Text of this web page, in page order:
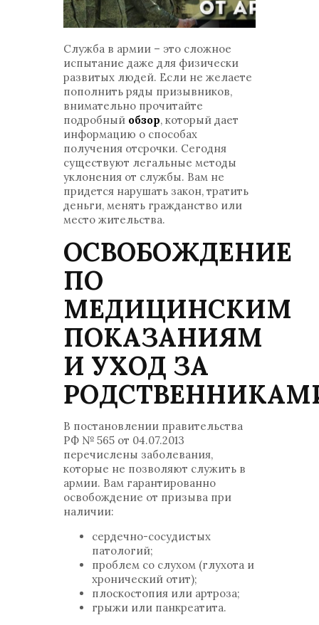
Служба в армии – это сложное
испытание даже для физически
развитых людей. Если не желаете
пополнить ряды призывников,
внимательно прочитайте
подробный обзор, который дает
информацию о способах
получения отсрочки. Сегодня
существуют легальные методы
уклонения от службы. Вам не
придется нарушать закон, тратить
деньги, менять гражданство или
место жительства.
ОСВОБОЖДЕНИЕ
ПО
МЕДИЦИНСКИМ
ПОКАЗАНИЯМ
И УХОД ЗА
В постановлении правительства
РФ № 565 от 04.07.2013
перечислены заболевания,
которые не позволяют служить в
армии. Вам гарантированно
освобождение от призыва при
наличии:
сердечно-сосудистых
патологий;
проблем со слухом (глухота и
хронический отит);
плоскостопия или артроза;
грыжи или панкреатита.